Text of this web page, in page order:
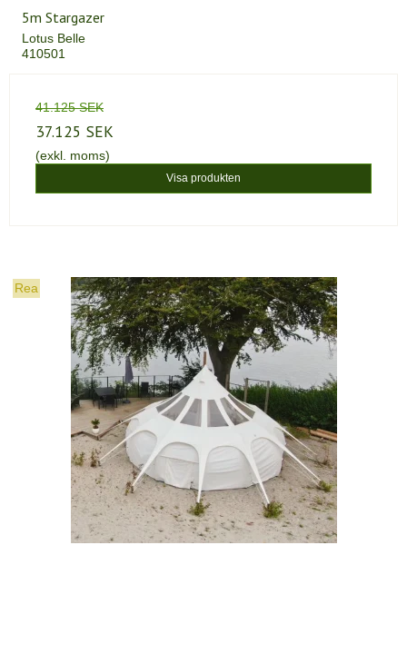
5m Stargazer
Lotus Belle
410501
41.125 SEK
37.125 SEK
(exkl. moms)
Visa produkten
Rea